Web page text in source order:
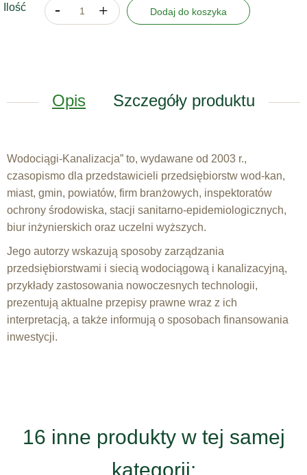
Ilość Dodaj do koszyka
Opis Szczegóły produktu
Wodociągi-Kanalizacja” to, wydawane od 2003 r.,
czasopismo dla przedstawicieli przedsiębiorstw wod-kan,
miast, gmin, powiatów, firm branżowych, inspektoratów
ochrony środowiska, stacji sanitarno-epidemiologicznych,
biur inżynierskich oraz uczelni wyższych.
Jego autorzy wskazują sposoby zarządzania
przedsiębiorstwami i siecią wodociągową i kanalizacyjną,
przykłady zastosowania nowoczesnych technologii,
prezentują aktualne przepisy prawne wraz z ich
interpretacją, a także informują o sposobach finansowania
inwestycji.
16 inne produkty w tej samej
kategorii: